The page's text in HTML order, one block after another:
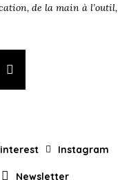
de la main à l’outil,
Instagram
Newsletter